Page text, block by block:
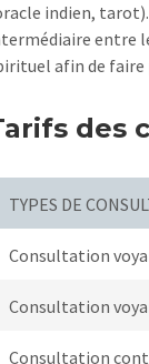
indien,
entre
afin de faire
des
TYPES DE
Consultation
Consultation
Consultation